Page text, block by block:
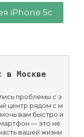
iPhone 5c
в Москве
проблемы с э
центр рядом с м
вам быстро и
— это не
вашей жизни.